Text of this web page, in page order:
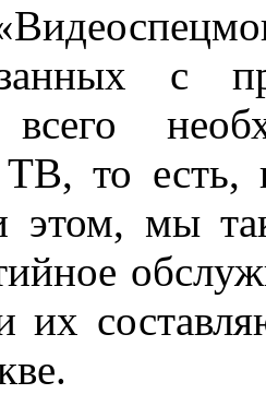
с
ТВ, то
мы
их